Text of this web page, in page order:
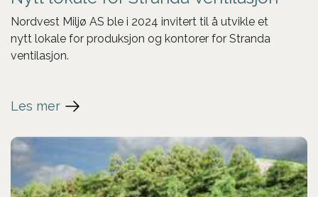
Nordvest Miljø AS ble i 2024 invitert til å utvikle et
nytt lokale for produksjon og kontorer for Stranda
ventilasjon.
Les mer